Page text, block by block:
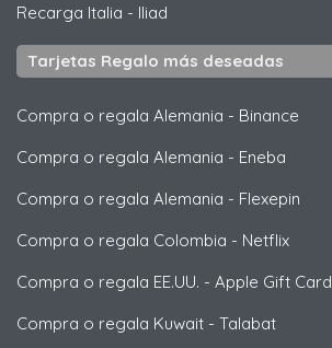
Recarga Italia - Iliad
Tarjetas Regalo más deseadas
Compra o regala Alemania - Binance
Compra o regala Alemania - Eneba
Compra o regala Alemania - Flexepin
Compra o regala Colombia - Netflix
Compra o regala EE.UU. - Apple Gift Card
Compra o regala Kuwait - Talabat